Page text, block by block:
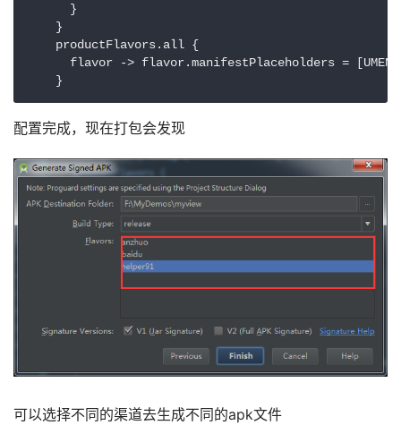
      }
    }
    productFlavors.all {
flavor -> flavor.manifestPlaceholders =
配置完成，现在打包会发现
可以选择不同的渠道去生成不同的apk文件